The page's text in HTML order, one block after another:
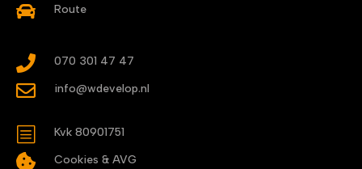
 Route
 070 301 47 47
 info@wdevelop.nl
b Kvk 80901751
 Cookies & AVG